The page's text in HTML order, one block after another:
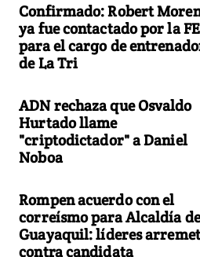
Confirmado: Robert
ya fue contactado por la
para el cargo de
de La Tri
ADN rechaza que Osvaldo
Hurtado llame
"criptodictador" a Daniel
Noboa
Rompen acuerdo con el
correísmo para Alcaldía de
Guayaquil: líderes
contra candidata